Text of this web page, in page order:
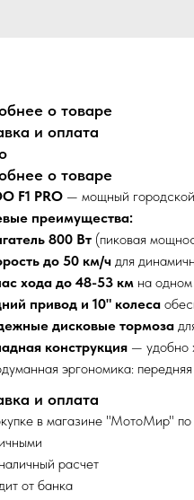
о товаре
и оплата
о товаре
F1 PRO — мощный городской
преимущества:
800 Вт (пиковая
до 50 км/ч для
хода до 48-53 км на одном
привод и 10" колеса
дисковые тормоза
конструкция — удобно
эргономика:
и оплата
в магазине "МотоМир" по
расчет
от банка